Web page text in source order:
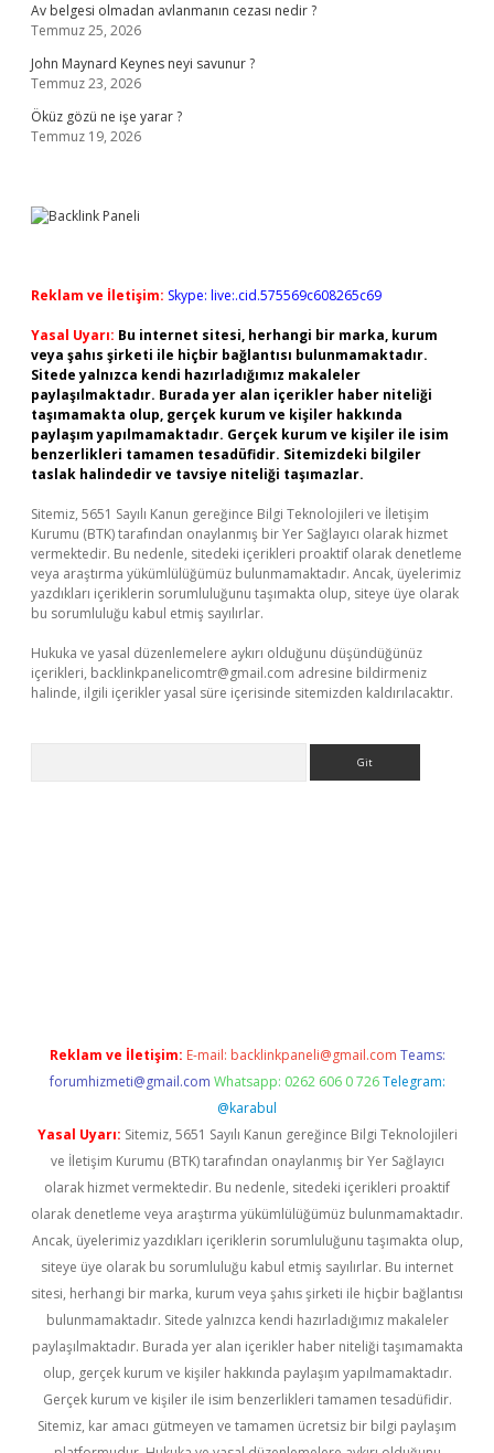
Av belgesi olmadan avlanmanın cezası nedir ?
Temmuz 25, 2026
John Maynard Keynes neyi savunur ?
Temmuz 23, 2026
Öküz gözü ne işe yarar ?
Temmuz 19, 2026
Reklam ve İletişim: Skype: live:.cid.575569c608265c69
Yasal Uyarı: Bu internet sitesi, herhangi bir marka, kurum
veya şahıs şirketi ile hiçbir bağlantısı bulunmamaktadır.
Sitede yalnızca kendi hazırladığımız makaleler
paylaşılmaktadır. Burada yer alan içerikler haber niteliği
taşımamakta olup, gerçek kurum ve kişiler hakkında
paylaşım yapılmamaktadır. Gerçek kurum ve kişiler ile isim
benzerlikleri tamamen tesadüfidir. Sitemizdeki bilgiler
taslak halindedir ve tavsiye niteliği taşımazlar.
Sitemiz, 5651 Sayılı Kanun gereğince Bilgi Teknolojileri ve İletişim
Kurumu (BTK) tarafından onaylanmış bir Yer Sağlayıcı olarak hizmet
vermektedir. Bu nedenle, sitedeki içerikleri proaktif olarak denetleme
veya araştırma yükümlülüğümüz bulunmamaktadır. Ancak, üyelerimiz
yazdıkları içeriklerin sorumluluğunu taşımakta olup, siteye üye olarak
bu sorumluluğu kabul etmiş sayılırlar.
Hukuka ve yasal düzenlemelere aykırı olduğunu düşündüğünüz
içerikleri, backlinkpanelicomtr@gmail.com adresine bildirmeniz
halinde, ilgili içerikler yasal süre içerisinde sitemizden kaldırılacaktır.
Reklam ve İletişim: E-mail: backlinkpaneli@gmail.com Teams:
forumhizmeti@gmail.com Whatsapp: 0262 606 0 726 Telegram:
@karabul
Yasal Uyarı: Sitemiz, 5651 Sayılı Kanun gereğince Bilgi Teknolojileri
ve İletişim Kurumu (BTK) tarafından onaylanmış bir Yer Sağlayıcı
olarak hizmet vermektedir. Bu nedenle, sitedeki içerikleri proaktif
olarak denetleme veya araştırma yükümlülüğümüz bulunmamaktadır.
Ancak, üyelerimiz yazdıkları içeriklerin sorumluluğunu taşımakta olup,
siteye üye olarak bu sorumluluğu kabul etmiş sayılırlar. Bu internet
sitesi, herhangi bir marka, kurum veya şahıs şirketi ile hiçbir bağlantısı
bulunmamaktadır. Sitede yalnızca kendi hazırladığımız makaleler
paylaşılmaktadır. Burada yer alan içerikler haber niteliği taşımamakta
olup, gerçek kurum ve kişiler hakkında paylaşım yapılmamaktadır.
Gerçek kurum ve kişiler ile isim benzerlikleri tamamen tesadüfidir.
Sitemiz, kar amacı gütmeyen ve tamamen ücretsiz bir bilgi paylaşım